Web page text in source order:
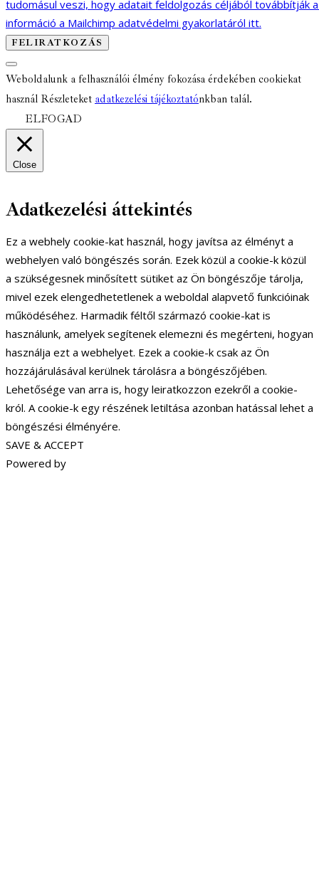
tudomásul veszi, hogy adatait feldolgozás céljából továbbítják
információ a Mailchimp adatvédelmi gyakorlatáról itt.
Weboldalunk a felhasználói élmény fokozása érdekében cookiekat
használ Részleteket adatkezelési tájékoztatónkban talál.
ELFOGAD
Close
Adatkezelési áttekintés
Ez a webhely cookie-kat használ, hogy javítsa az élményt a
webhelyen való böngészés során. Ezek közül a cookie-k közül
a szükségesnek minősített sütiket az Ön böngészője tárolja,
mivel ezek elengedhetetlenek a weboldal alapvető funkcióinak
működéséhez. Harmadik féltől származó cookie-kat is
használunk, amelyek segítenek elemezni és megérteni, hogyan
használja ezt a webhelyet. Ezek a cookie-k csak az Ön
hozzájárulásával kerülnek tárolásra a böngészőjében.
Lehetősége van arra is, hogy leiratkozzon ezekről a cookie-
król. A cookie-k egy részének letiltása azonban hatással lehet a
böngészési élményére.
SAVE & ACCEPT
Powered by